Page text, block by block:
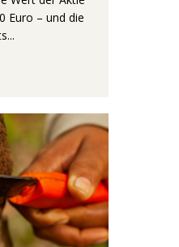
Euro – und die